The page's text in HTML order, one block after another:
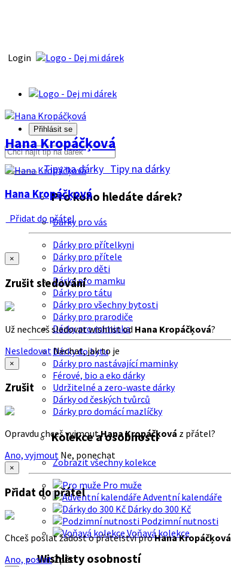
Login
Přihlásit se
Tipy na dárky Tipy na dárky
Pro koho hledáte dárek?
Dárky pro vás
Dárky pro přítelkyni
Dárky pro přítele
Dárky pro děti
Dárky pro mamku
Dárky pro tátu
Dárky pro všechny bytosti
Dárky pro prarodiče
Dárky pro miminka
Dárky do bytu
Dárky pro nastávající maminky
Férové, bio a eko dárky
Udržitelné a zero-waste dárky
Dárky od českých tvůrců
Dárky pro domácí mazlíčky
Kolekce a osobnosti
Zobrazit všechny kolekce
Pro muže
Adventní kalendáře
Dárky do 300 Kč
Podzimní nutnosti
Voňavá kolekce
Wishlisty osobností
Hana Kropáčķová
Hana Kropáčķová
Přidat do přátel
×
Zrušit sledování
Už nechceš sledovat wishlist od Hana Kropáčķová?
Nesledovat Nechat, jak to je
×
Zrušit
Opravdu chceš vyjmoutHana Kropáčķová z přátel?
Ano, vyjmout Ne, ponechat
×
Přidat do přátel
Chceš poslat žádost o přátelství proHana Kropáčķová
Ano, poslatZpět